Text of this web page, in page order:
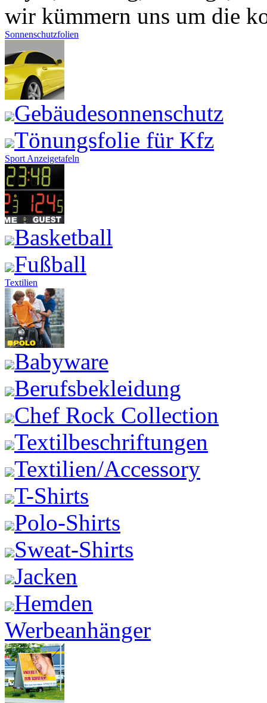
wir kümmern uns um die
Sonnenschutzfolien
Gebäudesonnenschutz
Tönungsfolie für Kfz
Sport Anzeigetafeln
Basketball
Fußball
Textilien
Babyware
Berufsbekleidung
Chef Rock Collection
Textilbeschriftungen
Textilien/Accessory
T-Shirts
Polo-Shirts
Sweat-Shirts
Jacken
Hemden
Werbeanhänger